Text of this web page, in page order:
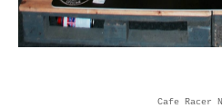
Cafe Racer